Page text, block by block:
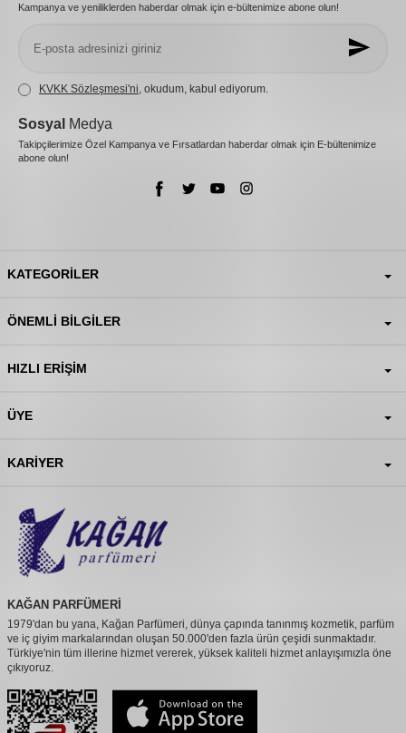
Kampanya ve yeniliklerden haberdar olmak için e-bültenimize abone olun!
KVKK Sözleşmesi'ni , okudum, kabul ediyorum.
Sosyal Medya
Takipçilerimize Özel Kampanya ve Fırsatlardan haberdar olmak için E-bültenimize
abone olun!
KATEGORILER
ÖNEMLI BILGILER
HIZLI ERIŞIM
ÜYE
KARIYER
KAĞAN PARFÜMERİ
1979'dan bu yana, Kağan Parfümeri, dünya çapında tanınmış kozmetik, parfüm
ve iç giyim markalarından oluşan 50.000'den fazla ürün çeşidi sunmaktadır.
Türkiye'nin tüm illerine hizmet vererek, yüksek kaliteli hizmet anlayışımızla öne
çıkıyoruz.